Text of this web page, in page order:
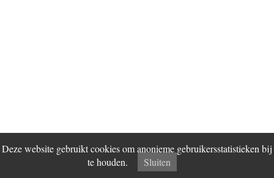
Deze website gebruikt cookies om anonieme gebruikersstatistieken bij
te houden.
Sluiten